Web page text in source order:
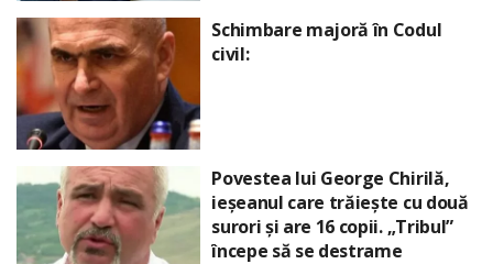
Schimbare majoră în Codul
civil:
Povestea lui George Chirilă,
ieșeanul care trăiește cu două
surori și are 16 copii. „Tribul”
începe să se destrame